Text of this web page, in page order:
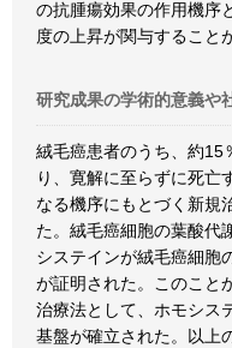
の抗腫瘍効果の作用機序
度の上昇が関与すること
研究成果の学術的意義や
絨毛癌患者のうち、約15
り、寛解に至らずに死亡
なる機序にもとづく新規
た。絨毛癌細胞の葉酸代
システインが絨毛癌細胞
が証明された。このこと
治療法として、ホモシス
基盤が確立された。以上